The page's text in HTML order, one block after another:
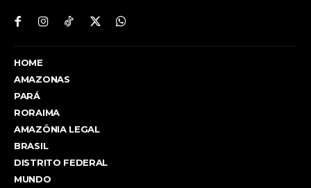
HOME
AMAZONAS
PARÁ
RORAIMA
AMAZÔNIA LEGAL
BRASIL
DISTRITO FEDERAL
MUNDO